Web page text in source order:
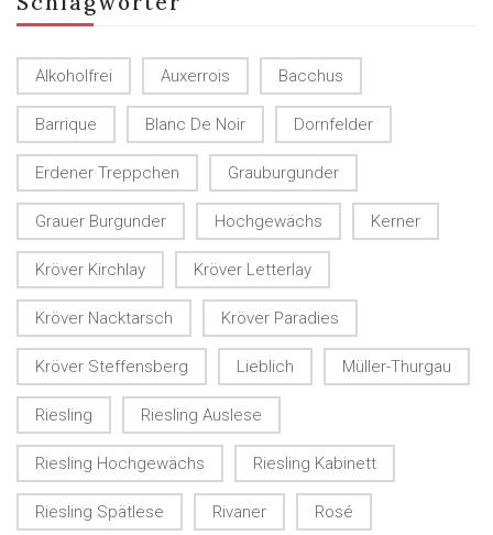
Alkoholfrei Auxerrois Bacchus
Barrique Blanc De Noir Dornfelder
Erdener Treppchen Grauburgunder
Grauer Burgunder Hochgewächs Kerner
Kröver Kirchlay Kröver Letterlay
Kröver Nacktarsch Kröver Paradies
Kröver Steffensberg Lieblich Müller-Thurgau
Riesling Riesling Auslese
Riesling Hochgewächs Riesling Kabinett
Riesling Spätlese Rivaner Rosé